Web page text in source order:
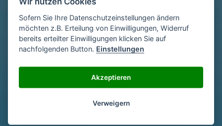
2
Gib deinen Namen und deine Adresse
ein
3
Unterschriebe das Schreiben mit deinem
Sofern Sie Ihre Datenschutzeinstellungen ändern
möchten z.B. Erteilung von Einwilligungen, Widerruf
bereits erteilter Einwilligungen klicken Sie auf
nachfolgenden Button. Einstellungen
Akzeptieren
Verweigern